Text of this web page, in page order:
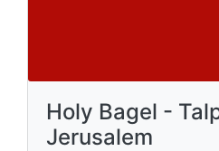
Holy Bagel -
Jerusalem